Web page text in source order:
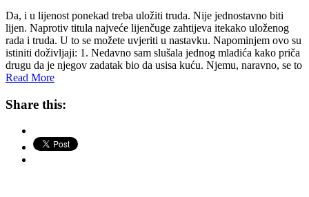
Da, i u lijenost ponekad treba uložiti truda. Nije jednostavno biti
lijen. Naprotiv titula najveće lijenčuge zahtijeva itekako uloženog
rada i truda. U to se možete uvjeriti u nastavku. Napominjem ovo su
istiniti doživljaji: 1. Nedavno sam slušala jednog mladića kako priča
drugu da je njegov zadatak bio da usisa kuću. Njemu, naravno, se to
Read More
Share this: